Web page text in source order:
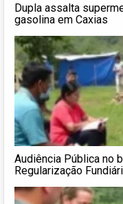
Dupla assalta
gasolina em Caxias
Audiência Pública no
Regularização